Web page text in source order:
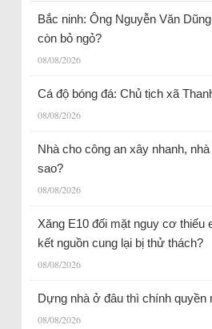
Bắc ninh: Ông Nguyễn Văn
còn bỏ ngỏ?
08/08/2026
Cá độ bóng đá: Chủ tịch xã
08/08/2026
Nhà cho công an xây nhanh,
sao?
08/08/2026
Xăng E10 đối mặt nguy cơ thiếu
kết nguồn cung lại bị thử thách?
08/08/2026
Dựng nhà ở đâu thì chính quyền
08/08/2026